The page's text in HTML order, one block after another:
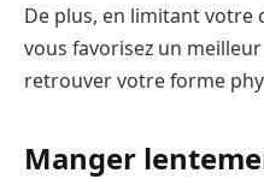
De plus, en limitant votre
vous favorisez un
retrouver votre forme
Manger